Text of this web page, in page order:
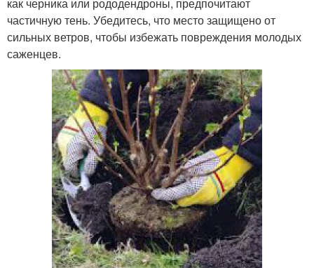
частичную тень. Убедитесь, что место защищено от
сильных ветров, чтобы избежать повреждения молодых
саженцев.